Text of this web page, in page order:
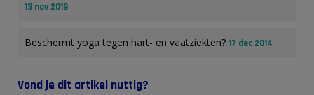
13 nov 2019
Beschermt yoga tegen hart- en vaatziekten? 17 dec 2014
Vond je dit artikel nuttig?